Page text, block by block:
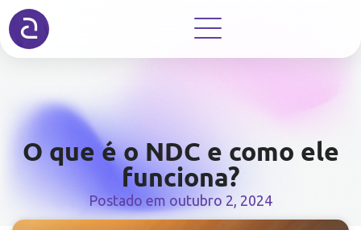
O que é o NDC e como ele
funciona?
Postado em outubro 2, 2024